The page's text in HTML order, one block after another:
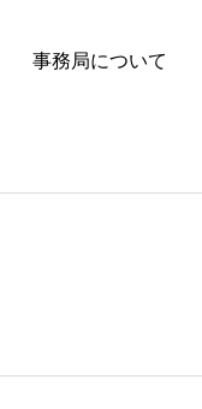
事務局について